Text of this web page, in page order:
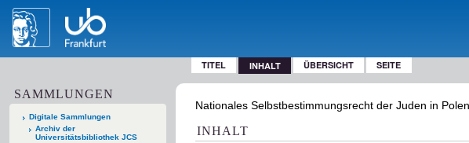
TITEL INHALT ÜBERSICHT SEITE
SAMMLUNGEN
Digitale Sammlungen
Archiv der
Universitätsbibliothek JCS
Nationales Selbstbestimmungsrecht der Juden in
INHALT